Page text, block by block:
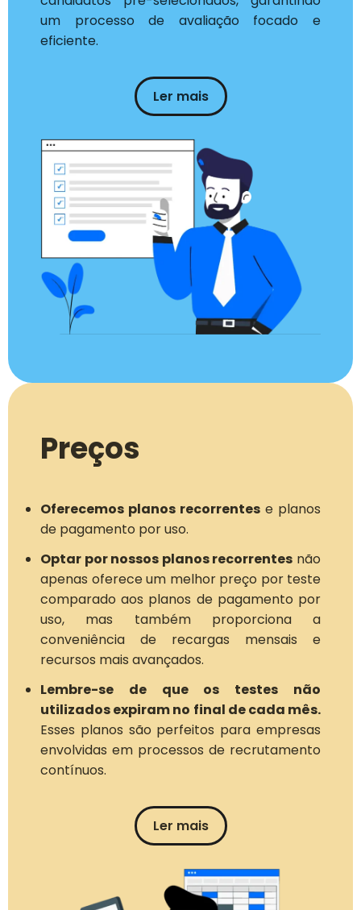
um processo de avaliação focado e
eficiente.
Ler mais
Preços
Oferecemos planos recorrentes e planos
de pagamento por uso.
Optar por nossos planos recorrentes não
apenas oferece um melhor preço por teste
comparado aos planos de pagamento por
uso, mas também proporciona a
conveniência de recargas mensais e
recursos mais avançados.
Lembre-se de que os testes não
utilizados expiram no final de cada mês.
Esses planos são perfeitos para empresas
envolvidas em processos de recrutamento
contínuos.
Ler mais